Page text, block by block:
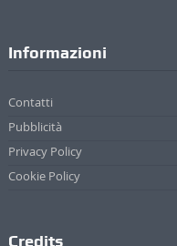
Informazioni
Contatti
Pubblicità
Privacy Policy
Cookie Policy
Credits